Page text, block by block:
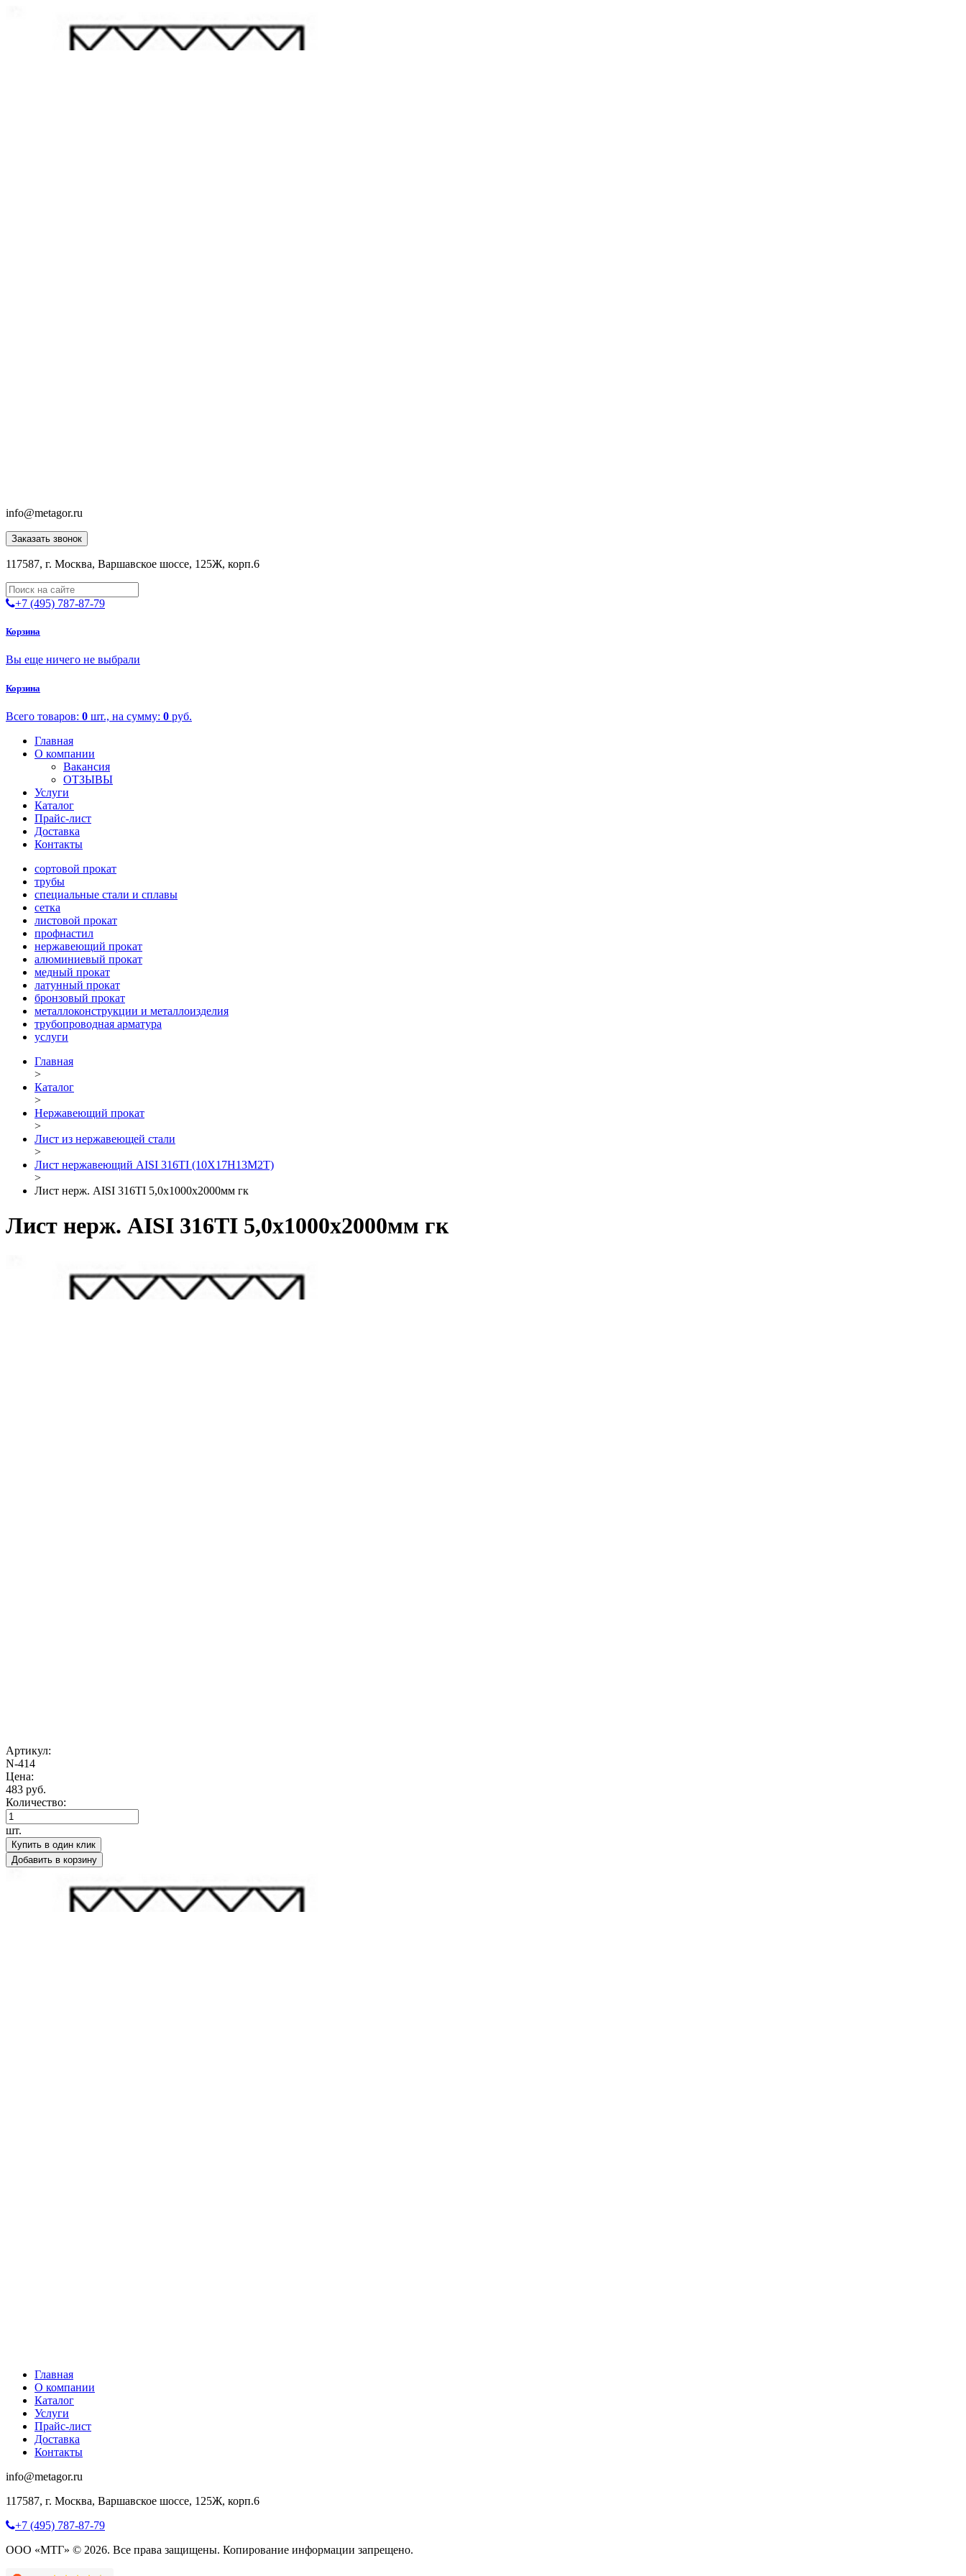
info@metagor.ru
Заказать звонок
117587, г. Москва, Варшавское шоссе, 125Ж, корп.6
+7 (495) 787-87-79
Корзина
Вы еще ничего не выбрали
Корзина
Всего товаров: 0 шт., на сумму: 0 руб.
Главная
О компании
Вакансия
ОТЗЫВЫ
Услуги
Каталог
Прайс-лист
Доставка
Контакты
сортовой прокат
трубы
специальные стали и сплавы
сетка
листовой прокат
профнастил
нержавеющий прокат
алюминиевый прокат
медный прокат
латунный прокат
бронзовый прокат
металлоконструкции и металлоизделия
трубопроводная арматура
услуги
Главная
>
Каталог
>
Нержавеющий прокат
>
Лист из нержавеющей стали
>
Лист нержавеющий AISI 316TI (10Х17Н13М2Т)
>
Лист нерж. AISI 316TI 5,0х1000х2000мм гк
Лист нерж. AISI 316TI 5,0х1000х2000мм гк
Артикул:
N-414
Цена:
483 руб.
Количество:
шт.
Купить в один клик
Добавить в корзину
Главная
О компании
Каталог
Услуги
Прайс-лист
Доставка
Контакты
info@metagor.ru
117587, г. Москва, Варшавское шоссе, 125Ж, корп.6
+7 (495) 787-87-79
ООО «МТГ» © 2026. Все права защищены. Копирование информации запрещено.